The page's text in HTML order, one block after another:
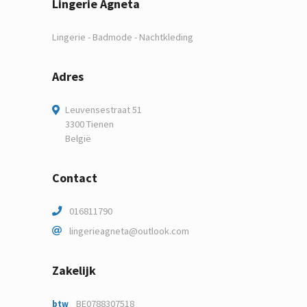
Lingerie Agneta
Lingerie - Badmode - Nachtkleding
Adres
Leuvensestraat 51
3300 Tienen
België
Contact
016811790
lingerieagneta@outlook.com
Zakelijk
btw BE0788307518